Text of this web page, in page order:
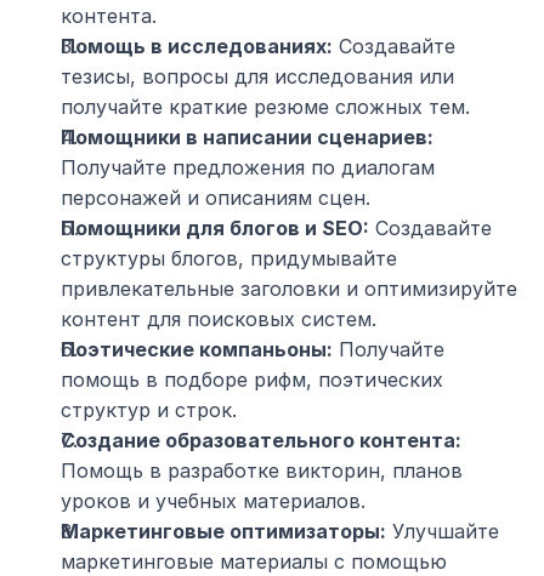
контента.
Помощь в исследованиях: Создавайте
тезисы, вопросы для исследования или
получайте краткие резюме сложных тем.
Помощники в написании сценариев:
Получайте предложения по диалогам
персонажей и описаниям сцен.
Помощники для блогов и SEO: Создавайте
структуры блогов, придумывайте
привлекательные заголовки и оптимизируйте
контент для поисковых систем.
Поэтические компаньоны: Получайте
помощь в подборе рифм, поэтических
структур и строк.
Создание образовательного контента:
Помощь в разработке викторин, планов
уроков и учебных материалов.
Маркетинговые оптимизаторы: Улучшайте
маркетинговые материалы с помощью